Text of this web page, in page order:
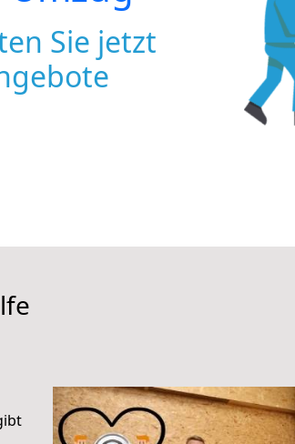
Sie jetzt